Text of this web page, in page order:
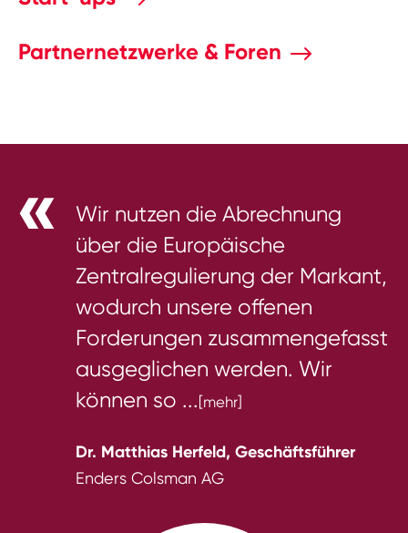
Partnernetzwerke & Foren
Wir nutzen die Abrechnung
über die Europäische
Zentralregulierung der Markant,
wodurch unsere offenen
Forderungen zusammengefasst
ausgeglichen werden. Wir
können so ... [mehr]
Dr. Matthias Herfeld, Geschäftsführer
Enders Colsman AG